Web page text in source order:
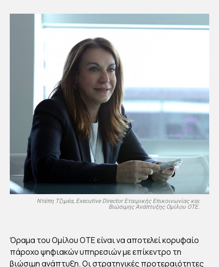
στάκη
Publish
ed
Ντέπη Τζιμέα, Executive Director Εταιρικής Επικοινωνίας και
Βιώσιμης Ανάπτυξης Ομίλου ΟΤΕ.
Όραμα του Ομίλου ΟΤΕ είναι να αποτελεί κορυφαίο
πάροχο ψηφιακών υπηρεσιών με επίκεντρο τη
βιώσιμη ανάπτυξη. Οι στρατηγικές προτεραιότητες